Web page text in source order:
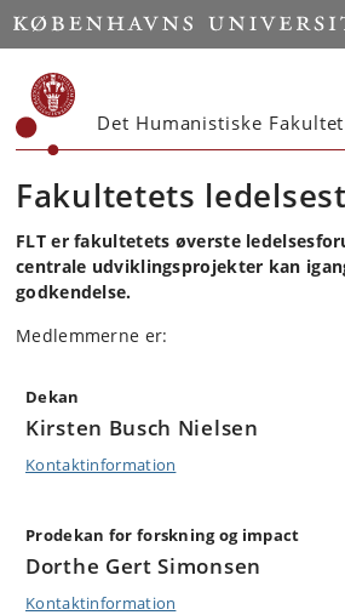
Start
Det Humanistiske Fakultet
Fakultetets
FLT er fakultetets øverste
centrale udviklingsprojekter kan
godkendelse.
Medlemmerne er:
Dekan
Kirsten Busch Nielsen
Kontaktinformation
Prodekan for forskning og impact
Dorthe Gert Simonsen
Kontaktinformation